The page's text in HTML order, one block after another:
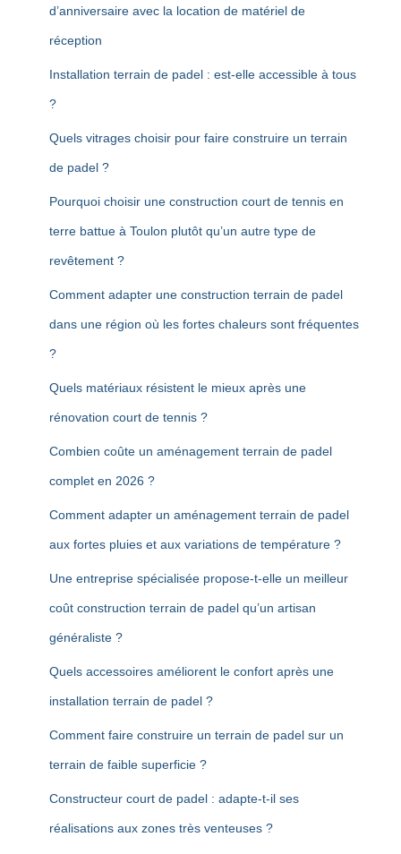
d’anniversaire avec la location de matériel de
réception
Installation terrain de padel : est-elle accessible à tous
?
Quels vitrages choisir pour faire construire un terrain
de padel ?
Pourquoi choisir une construction court de tennis en
terre battue à Toulon plutôt qu’un autre type de
revêtement ?
Comment adapter une construction terrain de padel
dans une région où les fortes chaleurs sont fréquentes
?
Quels matériaux résistent le mieux après une
rénovation court de tennis ?
Combien coûte un aménagement terrain de padel
complet en 2026 ?
Comment adapter un aménagement terrain de padel
aux fortes pluies et aux variations de température ?
Une entreprise spécialisée propose-t-elle un meilleur
coût construction terrain de padel qu’un artisan
généraliste ?
Quels accessoires améliorent le confort après une
installation terrain de padel ?
Comment faire construire un terrain de padel sur un
terrain de faible superficie ?
Constructeur court de padel : adapte-t-il ses
réalisations aux zones très venteuses ?